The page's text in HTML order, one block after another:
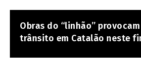
Obras do “linhão”
trânsito em Catalão neste